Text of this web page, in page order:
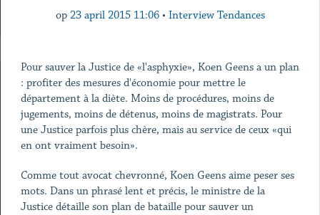
op 23 april 2015 11:06 • Interview Tendances
Pour sauver la Justice de «l'asphyxie», Koen Geens a un plan
: profiter des mesures d'économie pour mettre le
département à la diète. Moins de procédures, moins de
jugements, moins de détenus, moins de magistrats. Pour
une Justice parfois plus chère, mais au service de ceux «qui
en ont vraiment besoin».
Comme tout avocat chevronné, Koen Geens aime peser ses
mots. Dans un phrasé lent et précis, le ministre de la
Justice détaille son plan de bataille pour sauver un